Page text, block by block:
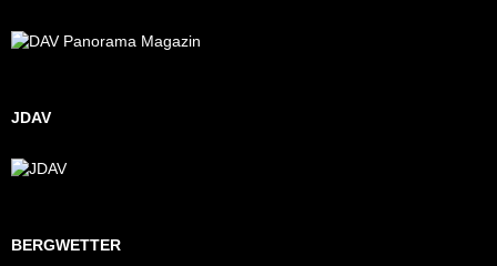
JDAV
BERGWETTER